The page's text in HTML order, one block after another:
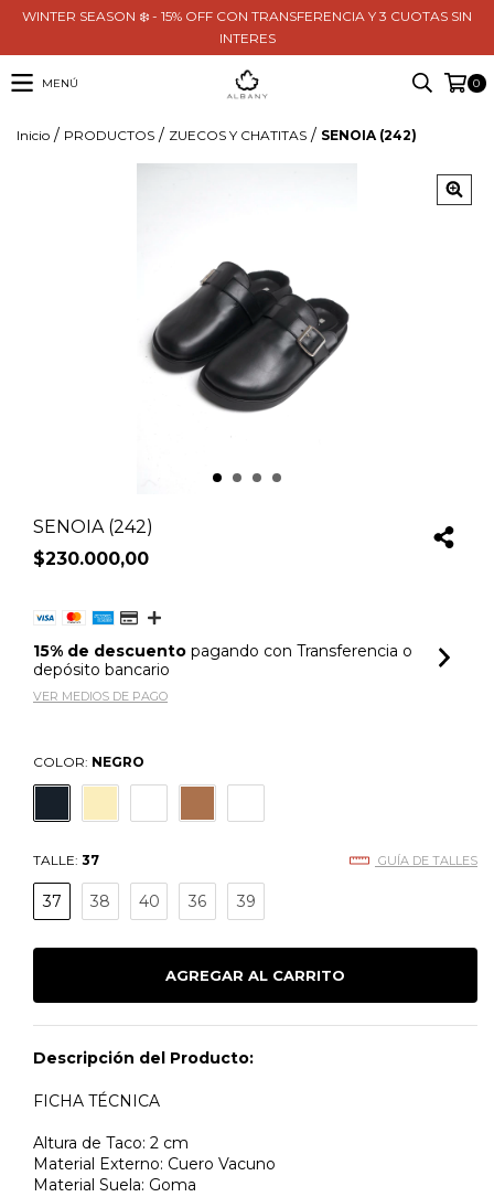
WINTER SEASON ❄️ - 15% OFF CON TRANSFERENCIA Y 3 CUOTAS SIN
INTERES
MENÚ 0
Inicio / PRODUCTOS / ZUECOS Y CHATITAS / SENOIA (242)
SENOIA (242)
$230.000,00
15% de descuento pagando con Transferencia o
depósito bancario
VER MEDIOS DE PAGO
COLOR: NEGRO
TALLE: 37 GUÍA DE TALLES
37 38 40 36 39
Descripción del Producto:
FICHA TÉCNICA
Altura de Taco: 2 cm
Material Externo: Cuero Vacuno
Material Suela: Goma